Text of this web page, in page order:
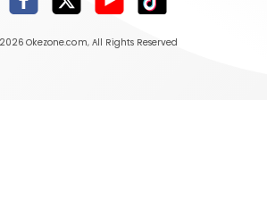
Okezone.com, All Rights Reserved